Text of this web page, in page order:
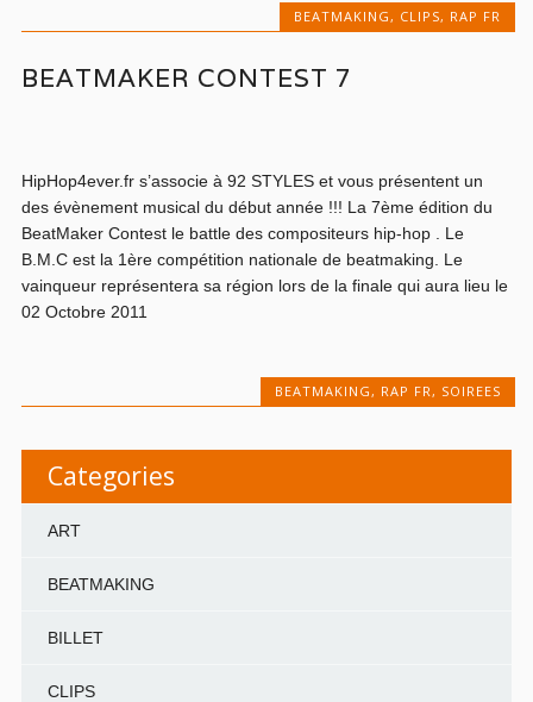
BEATMAKING , CLIPS, RAP FR
BEATMAKER CONTEST 7
HipHop4ever.fr s’associe à 92 STYLES et vous présentent un
des évènement musical du début année !!! La 7ème édition du
BeatMaker Contest le battle des compositeurs hip-hop . Le
B.M.C est la 1ère compétition nationale de beatmaking. Le
vainqueur représentera sa région lors de la finale qui aura lieu le
02 Octobre 2011
BEATMAKING, RAP FR, SOIREES
Categories
ART
BEATMAKING
BILLET
CLIPS